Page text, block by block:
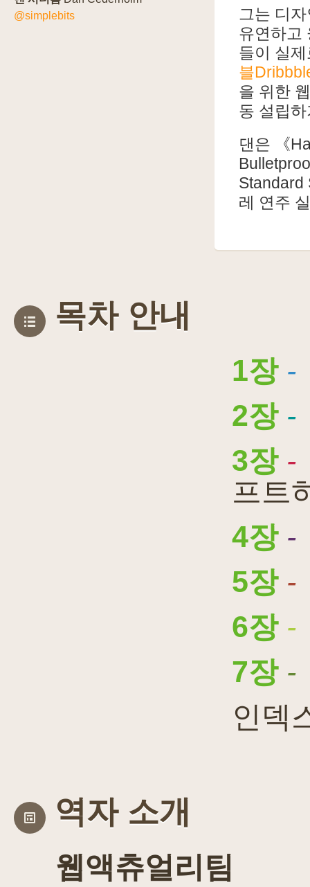
@simplebits
그는 디
유연하고
들이 실
블
을 위한
동 설립
댄은 《
Standard
레 연주
목차 안내
1장 -
2장 -
3장 -
프트
4장 -
5장 -
6장 -
7장 -
인덱
역자 소개
웹액츄얼리팀